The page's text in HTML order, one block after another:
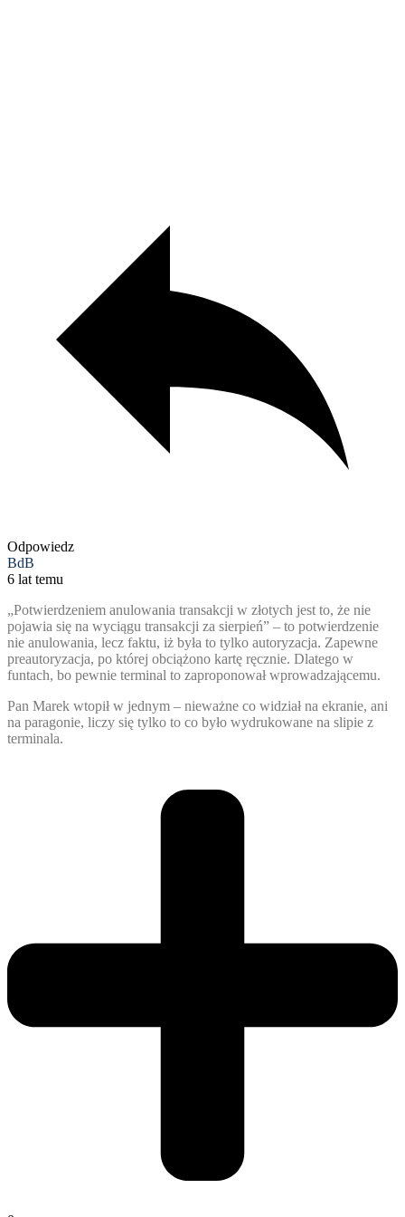
Odpowiedz
BdB
6 lat temu
„Potwierdzeniem anulowania transakcji w złotych jest to, że nie
pojawia się na wyciągu transakcji za sierpień” – to potwierdzenie
nie anulowania, lecz faktu, iż była to tylko autoryzacja. Zapewne
preautoryzacja, po której obciążono kartę ręcznie. Dlatego w
funtach, bo pewnie terminal to zaproponował wprowadzającemu.
Pan Marek wtopił w jednym – nieważne co widział na ekranie, ani
na paragonie, liczy się tylko to co było wydrukowane na slipie z
terminala.